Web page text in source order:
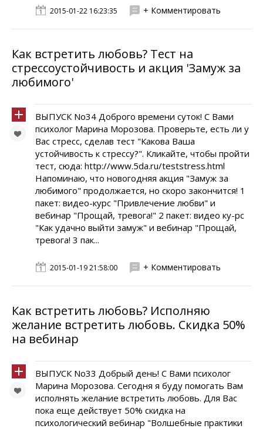
2015-01-22 16:23:35 + Комментировать
Как встретить любовь? Тест на
стрессоустойчивость и акция 'Замуж за
любимого'
ВЫПУСК No34 Доброго времени суток! С Вами
психолог Марина Морозова. Проверьте, есть ли у
Вас стресс, сделав тест "Какова Ваша
устойчивость к стрессу?". Кликайте, чтобы пройти
тест, сюда: http://www.5da.ru/teststress.html
Напоминаю, что новогодняя акция "Замуж за
любимого" продолжается, но скоро закончится! 1
пакет: видео-курс "Привлечение любви" и
вебинар "Прощай, тревога!" 2 пакет: видео ку-рс
"Как удачно выйти замуж" и вебинар "Прощай,
тревога! 3 пак...
2015-01-19 21:58:00 + Комментировать
Как встретить любовь? Исполняю
желание встретить любовь. Скидка 50%
на вебинар
ВЫПУСК No33 Добрый день! С Вами психолог
Марина Морозова. Сегодня я буду помогать Вам
исполнять желание встретить любовь. Для Вас
пока еще действует 50% скидка на
психологический вебинар "Волшебные практики